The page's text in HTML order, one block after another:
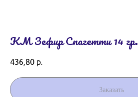
КМ Зефир Спагетти 14 гр.
436,80 р.
Заказать